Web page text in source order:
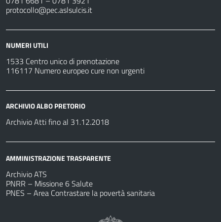
protocollo@pec.aslsulcis.it
NUMERI UTILI
1533 Centro unico di prenotazione
116117 Numero europeo cure non urgenti
ARCHIVIO ALBO PRETORIO
Archivio Atti fino al 31.12.2018
AMMINISTRAZIONE TRASPARENTE
Archivio ATS
PNRR – Missione 6 Salute
PNES – Area Contrastare la povertà sanitaria